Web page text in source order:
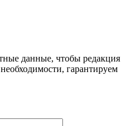
данные, чтобы редакция
гарантируем